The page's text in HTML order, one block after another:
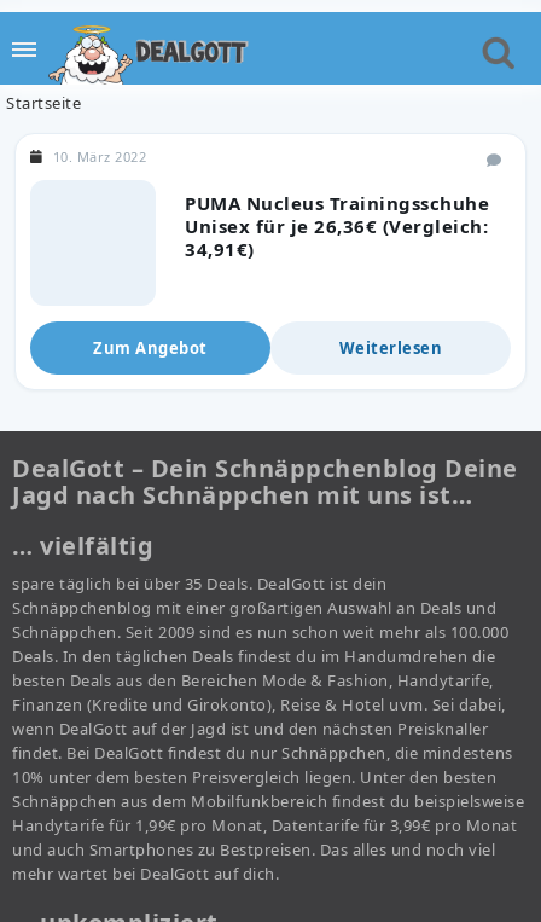
Startseite
PUMA Nucleus Trainingsschuhe
Unisex für je 26,36€ (Vergleich:
34,91€)
10. März 2022
Zum Angebot Weiterlesen
DealGott – Dein Schnäppchenblog Deine
Jagd nach Schnäppchen mit uns ist…
… vielfältig
spare täglich bei über 35 Deals. DealGott ist dein
Schnäppchenblog mit einer großartigen Auswahl an Deals und
Schnäppchen. Seit 2009 sind es nun schon weit mehr als 100.000
Deals. In den täglichen Deals findest du im Handumdrehen die
besten Deals aus den Bereichen Mode & Fashion, Handytarife,
Finanzen (Kredite und Girokonto), Reise & Hotel uvm. Sei dabei,
wenn DealGott auf der Jagd ist und den nächsten Preisknaller
findet. Bei DealGott findest du nur Schnäppchen, die mindestens
10% unter dem besten Preisvergleich liegen. Unter den besten
Schnäppchen aus dem Mobilfunkbereich findest du beispielsweise
Handytarife für 1,99€ pro Monat, Datentarife für 3,99€ pro Monat
und auch Smartphones zu Bestpreisen. Das alles und noch viel
mehr wartet bei DealGott auf dich.